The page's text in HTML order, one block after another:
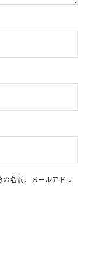
名前、メールアドレ